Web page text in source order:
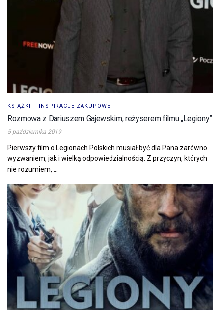
KSIĄŻKI – INSPIRACJE ZAKUPOWE
Rozmowa z Dariuszem Gajewskim, reżyserem filmu „Legiony”
5 października 2019
Pierwszy film o Legionach Polskich musiał być dla Pana zarówno
wyzwaniem, jak i wielką odpowiedzialnością. Z przyczyn, których
nie rozumiem, ...